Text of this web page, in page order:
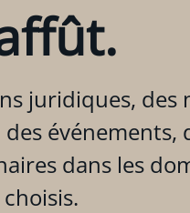
juridiques, des
événements,
dans les